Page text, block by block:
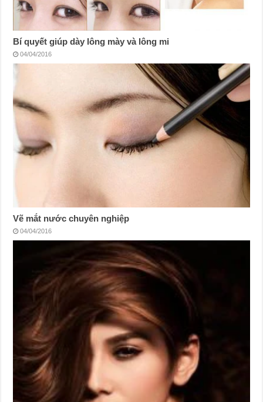
Bí quyết giúp dày lông mày và lông mi
04/04/2016
Vẽ mắt nước chuyên nghiệp
04/04/2016